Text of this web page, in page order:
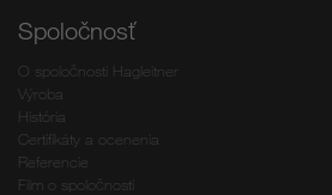
Spoločnosť
O spoločnosti Hagleitner
Výroba
História
Certifikáty a ocenenia
Referencie
Film o spoločnosti